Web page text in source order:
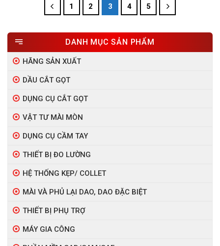
1 2 3 4 5
DANH MỤC SẢN PHẨM
HÃNG SẢN XUẤT
DẦU CẮT GỌT
DỤNG CỤ CẮT GỌT
VẬT TƯ MÀI MÒN
DỤNG CỤ CẦM TAY
THIẾT BỊ ĐO LƯỜNG
HỆ THỐNG KẸP/ COLLET
MÀI VÀ PHỦ LẠI DAO, DAO ĐẶC BIỆT
THIẾT BỊ PHỤ TRỢ
MÁY GIA CÔNG